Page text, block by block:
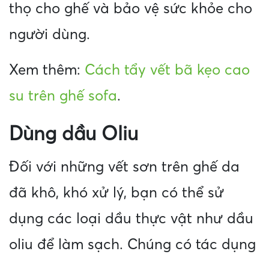
thọ cho ghế và bảo vệ sức khỏe cho
người dùng.
Xem thêm: Cách tẩy vết bã kẹo cao
su trên ghế sofa.
Dùng dầu Oliu
Đối với những vết sơn trên ghế da
đã khô, khó xử lý, bạn có thể sử
dụng các loại dầu thực vật như dầu
oliu để làm sạch. Chúng có tác dụng